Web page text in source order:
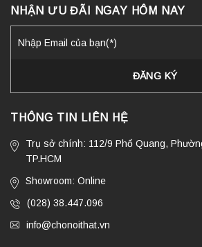
NHẬN ƯU ĐÃI NGAY HÔM NAY
THÔNG TIN LIÊN HỆ
Trụ sở chính: 112/9 Phổ Quang,
TP.HCM
Showroom: Online
(028) 38.447.096
info@chonoithat.vn